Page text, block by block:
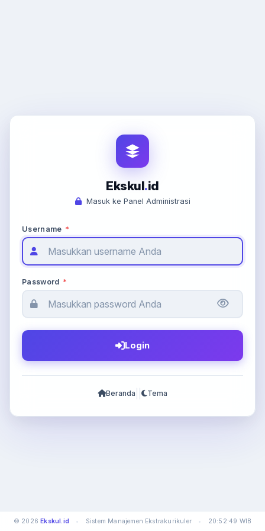
Ekskul.id
Masuk ke Panel Administrasi
Username *
Password *
Login
Beranda Tema
© 2026Ekskul.id • Sistem Manajemen Ekstrakurikuler • 20:52:49 WIB